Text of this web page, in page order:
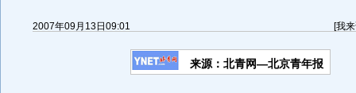
2007年09月13日09:01 [我
来源：北青网—北京青年报